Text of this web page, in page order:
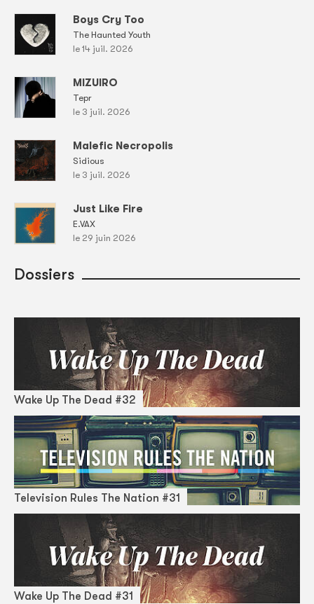
Boys Cry Too
The Haunted Youth
le 14 juil. 2026
MIZUIRO
Tepr
le 3 juil. 2026
Malefic Necropolis
Sidious
le 3 juil. 2026
Just Like Fire
E.VAX
le 29 juin 2026
Dossiers
Wake Up The Dead #32
Television Rules The Nation #31
Wake Up The Dead #31